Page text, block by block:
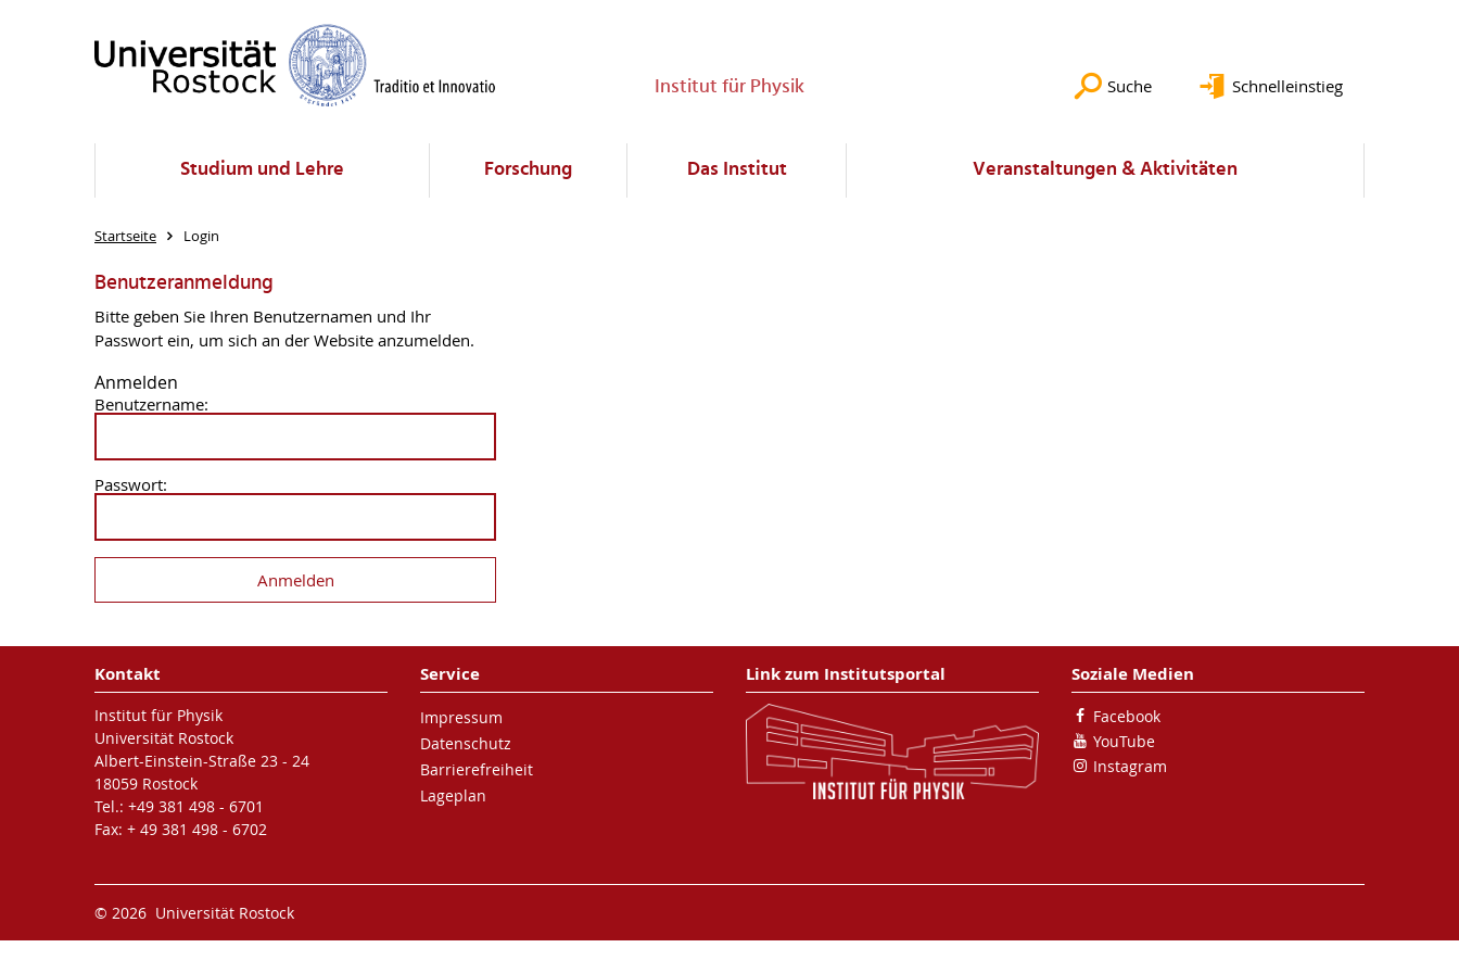
Institut für Physik Suche Schnelleinstieg
Studium und Lehre Forschung Das Institut Veranstaltungen & Aktivitäten
Startseite Login
Benutzeranmeldung
Bitte geben Sie Ihren Benutzernamen und Ihr
Passwort ein, um sich an der Website anzumelden.
Anmelden
Benutzername:
Passwort:
Kontakt
Institut für Physik
Universität Rostock
Albert-Einstein-Straße 23 - 24
18059 Rostock
Tel.: +49 381 498 - 6701
Fax: + 49 381 498 - 6702
Service
Impressum
Datenschutz
Barrierefreiheit
Lageplan
Link zum Institutsportal Soziale Medien
Facebook
YouTube
Instagram
© 2026 Universität Rostock